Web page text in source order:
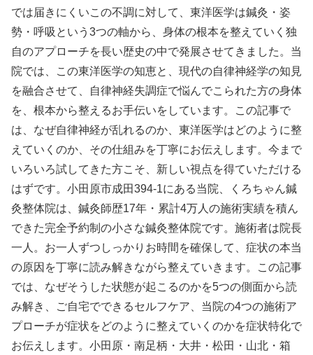
では届きにくいこの不調に対して、東洋医学は鍼灸・姿
勢・呼吸という3つの軸から、身体の根本を整えていく独
自のアプローチを長い歴史の中で発展させてきました。当
院では、この東洋医学の知恵と、現代の自律神経学の知見
を融合させて、自律神経失調症で悩んでこられた方の身体
を、根本から整えるお手伝いをしています。この記事で
は、なぜ自律神経が乱れるのか、東洋医学はどのように整
えていくのか、その仕組みを丁寧にお伝えします。今まで
いろいろ試してきた方こそ、新しい視点を得ていただける
はずです。小田原市成田394-1にある当院、くろちゃん鍼
灸整体院は、鍼灸師歴17年・累計4万人の施術実績を積ん
できた完全予約制の小さな鍼灸整体院です。施術者は院長
一人。お一人ずつしっかりお時間を確保して、症状の本当
の原因を丁寧に読み解きながら整えていきます。この記事
では、なぜそうした状態が起こるのかを5つの側面から読
み解き、ご自宅でできるセルフケア、当院の4つの施術ア
プローチが症状をどのように整えていくのかを症状特化で
お伝えします。小田原・南足柄・大井・松田・山北・箱